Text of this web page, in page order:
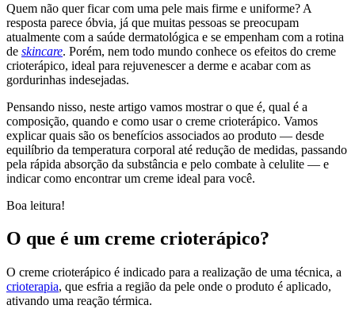
Quem não quer ficar com uma pele mais firme e uniforme? A
resposta parece óbvia, já que muitas pessoas se preocupam
atualmente com a saúde dermatológica e se empenham com a rotina
de skincare. Porém, nem todo mundo conhece os efeitos do creme
crioterápico, ideal para rejuvenescer a derme e acabar com as
gordurinhas indesejadas.
Pensando nisso, neste artigo vamos mostrar o que é, qual é a
composição, quando e como usar o creme crioterápico. Vamos
explicar quais são os benefícios associados ao produto — desde
equilíbrio da temperatura corporal até redução de medidas, passando
pela rápida absorção da substância e pelo combate à celulite — e
indicar como encontrar um creme ideal para você.
Boa leitura!
O que é um creme crioterápico?
O creme crioterápico é indicado para a realização de uma técnica, a
crioterapia, que esfria a região da pele onde o produto é aplicado,
ativando uma reação térmica.